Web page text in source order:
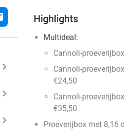
keyboard_arrow_right
keyboard_arrow_right
keyboard_arrow_right
Highlights
Multideal:
Cannoli-
Cannoli-
€24,50
Cannoli-
€35,50
Proeverijbox met 8,16